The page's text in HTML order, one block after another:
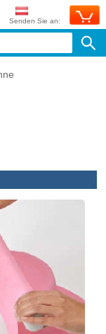
Senden Sie an: